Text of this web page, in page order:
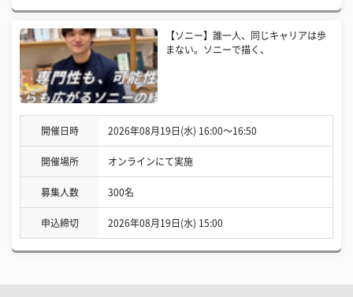
【ソニー】誰一人、同じキャリアは歩
まない。ソニーで描く、
開催日時 2026年08月19日(水) 16:00〜16:50
開催場所 オンラインにて実施
募集人数 300名
申込締切 2026年08月19日(水) 15:00